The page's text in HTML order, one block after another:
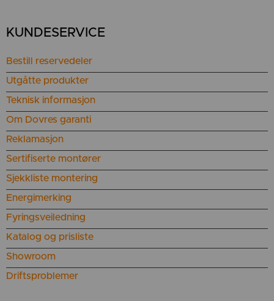
KUNDESERVICE
Bestill reservedeler
Utgåtte produkter
Teknisk informasjon
Om Dovres garanti
Reklamasjon
Sertifiserte montører
Sjekkliste montering
Energimerking
Fyringsveiledning
Katalog og prisliste
Showroom
Driftsproblemer